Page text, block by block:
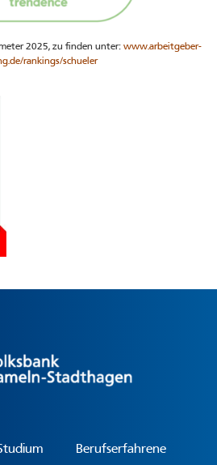
2025, zu finden unter: www.arbeitgeber-
rankings/schueler
Berufserfahrene